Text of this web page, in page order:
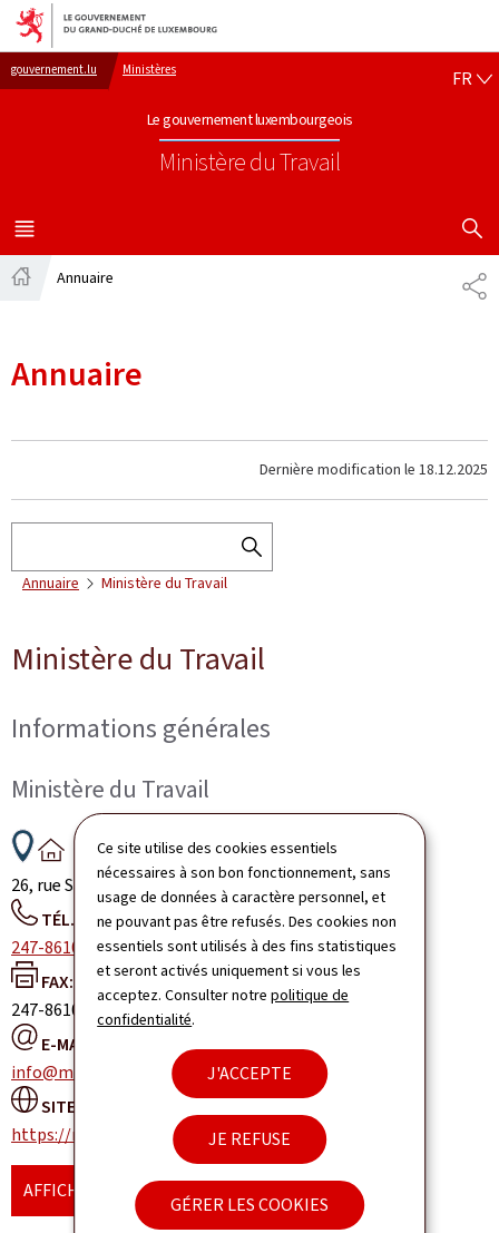
Ce site utilise des cookies essentiels
nécessaires à son bon fonctionnement, sans
usage de données à caractère personnel, et
ne pouvant pas être refusés. Des cookies non
essentiels sont utilisés à des fins statistiques
et seront activés uniquement si vous les
acceptez. Consulter notrepolitique de
confidentialité.
J'ACCEPTE
JE REFUSE
GÉRER LES COOKIES
Aller au menu principal
Aller au contenu
gouvernement.lu Ministères
Le gouvernement luxembourgeois
Ministère du Travail
FR
MENU
PRINCIPAL
Annuaire
Annuaire
Dernière modification le 18.12.2025
RECHERCHER
Annuaire Ministère du Travail
Ministère du Travail
Informations générales
Ministère du Travail
ADRESSE
26, rue Sainte-Zithe L-2763LuxembourgLuxembourg
TÉL.:
247-86100
FAX:
247-86108
E-MAIL :
info@mte.public.lu
SITE WEB :
https://mteess.gouvernement.lu/fr.html
AFFICHER LA CARTE